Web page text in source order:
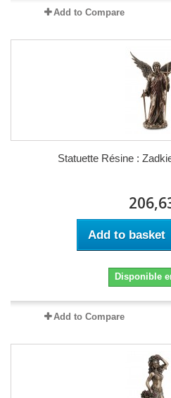
Add to Compare
Statuette Résine :
Add to basket
Disponible
Add to Compare